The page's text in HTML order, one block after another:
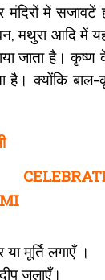
में सजावटें
मथुरा आदि में
जाता है।
है। क्योंकि
मूर्ति लगाएँ ।
जलाएँ।